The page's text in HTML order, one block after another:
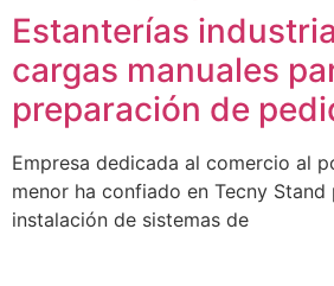
Estanterías
cargas manuales
preparación de
Empresa dedicada al comercio al
menor ha confiado en Tecny Stand
instalación de sistemas de